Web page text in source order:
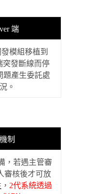
端
模組移植到
突發斷線而停
題產生委託處
。
制
，若遇主管審
審核後才可放
， 2代系統透過